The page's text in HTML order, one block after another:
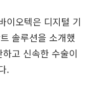
이오텍은 디지털 기
솔루션을 소개했
고 신속한 수술이
.